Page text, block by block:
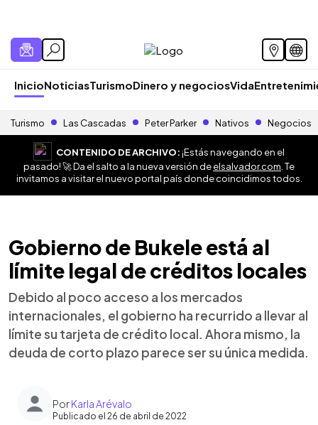
InicioNoticiasTurismoDinero y negociosVida
Turismo Las Cascadas Peter Parker Nativos Negocios
CONTENIDO DE ARCHIVO:¡Estás navegando en el
pasado! 🚀 Da el salto a la nueva versión deelsalvador.com . Te
invitamos a visitar el nuevo portal país donde coincidimos todos.
Gobierno de Bukele está al
límite legal de créditos locales
Debido al poco acceso a los mercados
internacionales, el gobierno ha recurrido a llevar al
límite su tarjeta de crédito local. Ahora mismo, la
deuda de corto plazo parece ser su única medida.
PorKarla Arévalo
Publicado el 26 de abril de 2022